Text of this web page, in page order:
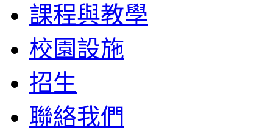
課程與教學
校園設施
招生
聯絡我們